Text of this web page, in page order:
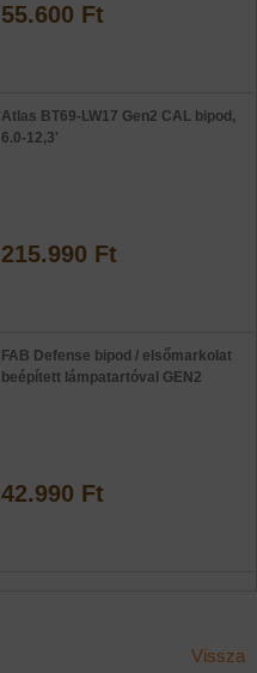
55.600 Ft
Atlas BT69-LW17 Gen2 CAL bipod,
6.0-12,3'
215.990 Ft
FAB Defense bipod / elsőmarkolat
beépített lámpatartóval GEN2
42.990 Ft
Vissza